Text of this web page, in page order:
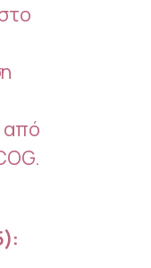
από